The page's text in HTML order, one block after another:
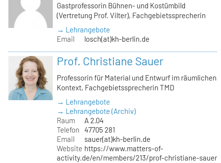
Gastprofessorin Bühnen- und Kostümbild
(Vertretung Prof. Vilter), Fachgebietssprecherin
→ Lehrangebote
Email
losch(at)kh-berlin.de
Prof. Christiane Sauer
Professorin für Material und Entwurf im räumlichen
Kontext, Fachgebietssprecherin TMD
→ Lehrangebote
→ Lehrangebote (Archiv)
Raum
A 2.04
Telefon
47705 281
Email
sauer(at)kh-berlin.de
Website https://www.matters-of-
activity.de/en/members/213/prof-christiane-sauer